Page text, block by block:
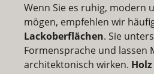
Wenn Sie es ruhig, modern
mögen, empfehlen wir
Lackoberflächen. Sie
Formensprache und lassen
architektonisch wirken.